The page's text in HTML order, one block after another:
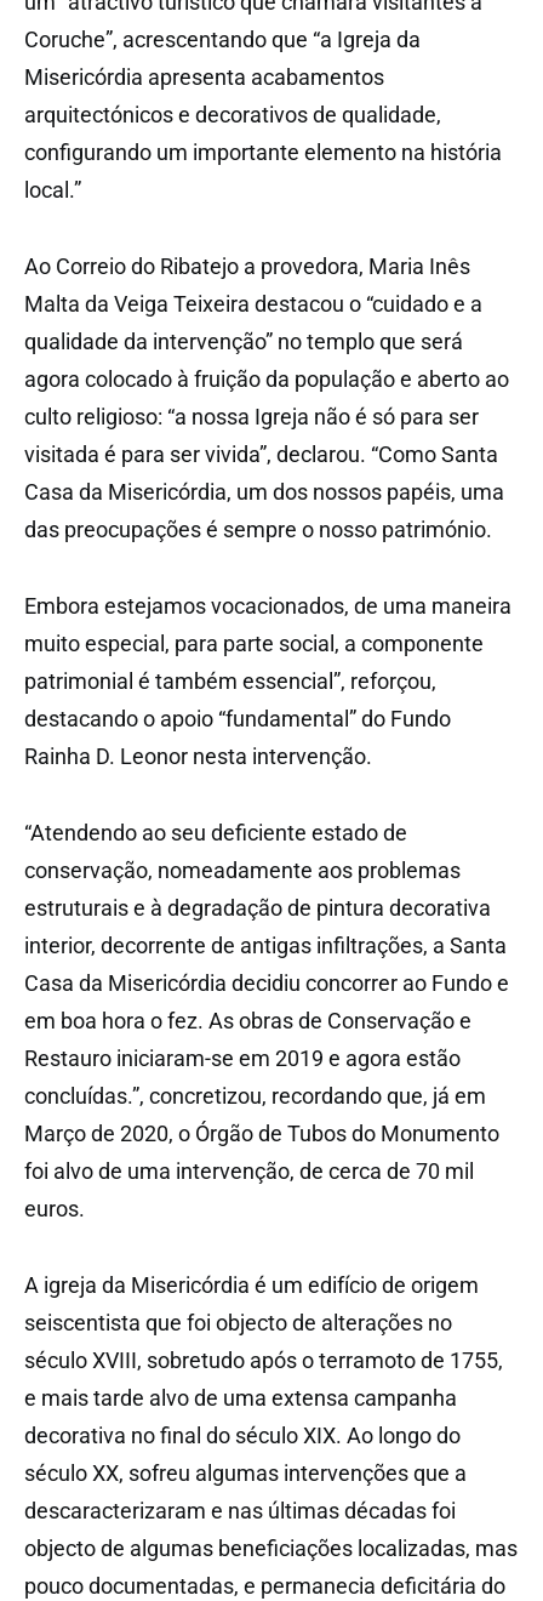
Coruche”, acrescentando que “a Igreja da
Misericórdia apresenta acabamentos
arquitectónicos e decorativos de qualidade,
configurando um importante elemento na história
local.”
Ao Correio do Ribatejo a provedora, Maria Inês
Malta da Veiga Teixeira destacou o “cuidado e a
qualidade da intervenção” no templo que será
agora colocado à fruição da população e aberto ao
culto religioso: “a nossa Igreja não é só para ser
visitada é para ser vivida”, declarou. “Como Santa
Casa da Misericórdia, um dos nossos papéis, uma
das preocupações é sempre o nosso património.
Embora estejamos vocacionados, de uma maneira
muito especial, para parte social, a componente
patrimonial é também essencial”, reforçou,
destacando o apoio “fundamental” do Fundo
Rainha D. Leonor nesta intervenção.
“Atendendo ao seu deficiente estado de
conservação, nomeadamente aos problemas
estruturais e à degradação de pintura decorativa
interior, decorrente de antigas infiltrações, a Santa
Casa da Misericórdia decidiu concorrer ao Fundo e
em boa hora o fez. As obras de Conservação e
Restauro iniciaram-se em 2019 e agora estão
concluídas.”, concretizou, recordando que, já em
Março de 2020, o Órgão de Tubos do Monumento
foi alvo de uma intervenção, de cerca de 70 mil
euros.
A igreja da Misericórdia é um edifício de origem
seiscentista que foi objecto de alterações no
século XVIII, sobretudo após o terramoto de 1755,
e mais tarde alvo de uma extensa campanha
decorativa no final do século XIX. Ao longo do
século XX, sofreu algumas intervenções que a
descaracterizaram e nas últimas décadas foi
objecto de algumas beneficiações localizadas, mas
pouco documentadas, e permanecia deficitária do